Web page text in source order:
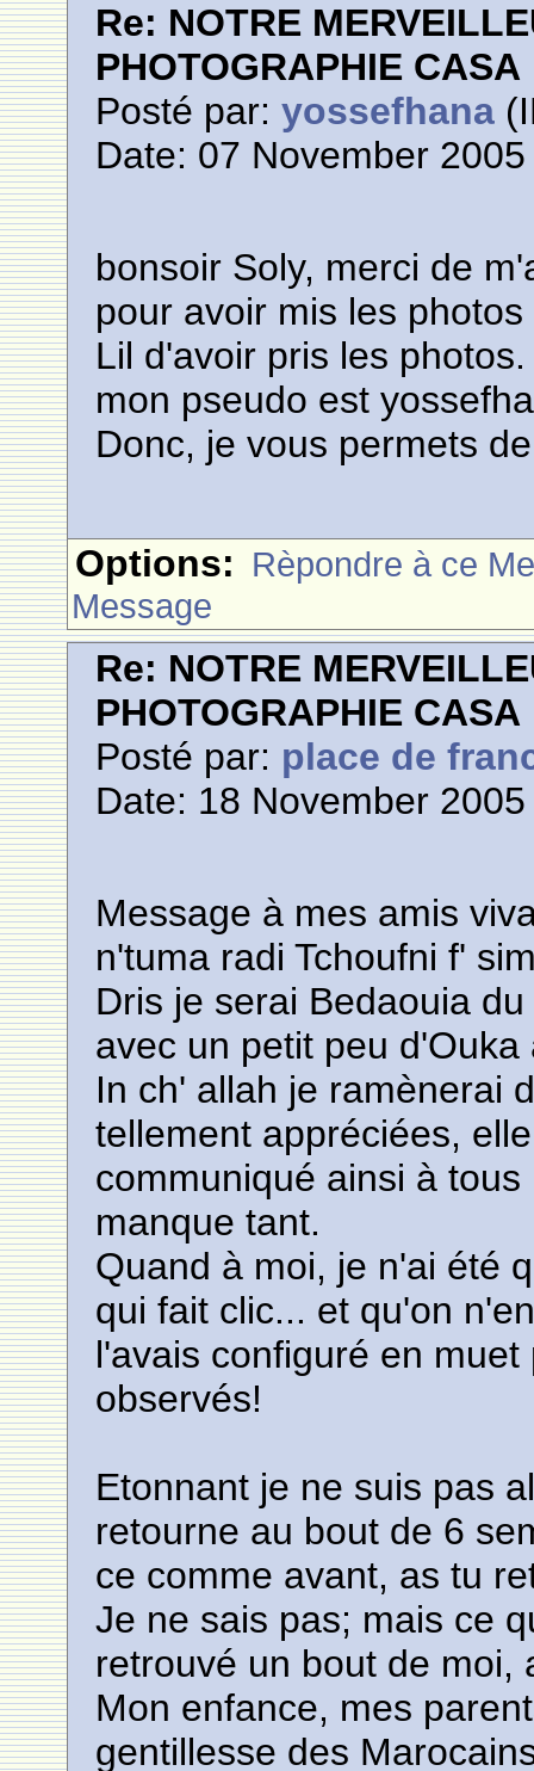
Re: NOTRE
PHOTOGRAPHIE CASA
Posté par:yossefhana
Date: 07 November
bonsoir Soly, merci de
pour avoir mis les
Lil d'avoir pris les photos.
mon pseudo est
Donc, je vous permets
Options: Rèpondre à ce
Message
Re: NOTRE
PHOTOGRAPHIE CASA
Posté par: place de
Date: 18 November
Message à mes amis
n'tuma radi Tchoufni f'
Dris je serai Bedaouia
avec un petit peu d'Ouka
In ch' allah je ramènerai
tellement appréciées,
communiqué ainsi à
manque tant.
Quand à moi, je n'ai été
qui fait clic... et qu'on
l'avais configuré en
observés!
Etonnant je ne suis pas
retourne au bout de 6
ce comme avant, as tu
Je ne sais pas; mais ce
retrouvé un bout de moi,
Mon enfance, mes
gentillesse des